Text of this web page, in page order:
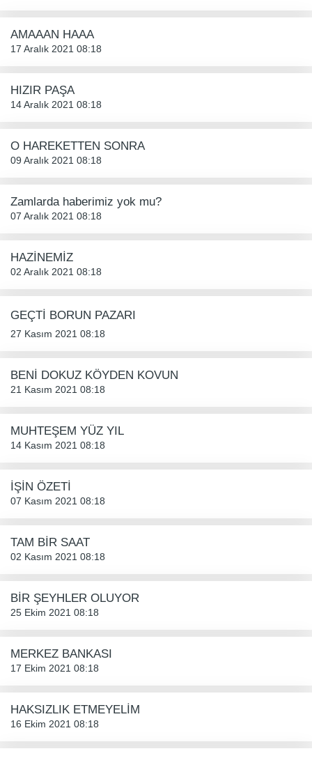
AMAAAN HAAA
17 Aralık 2021 08:18
HIZIR PAŞA
14 Aralık 2021 08:18
O HAREKETTEN SONRA
09 Aralık 2021 08:18
Zamlarda haberimiz yok mu?
07 Aralık 2021 08:18
HAZİNEMİZ
02 Aralık 2021 08:18
GEÇTİ BORUN PAZARI
27 Kasım 2021 08:18
BENİ DOKUZ KÖYDEN KOVUN
21 Kasım 2021 08:18
MUHTEŞEM YÜZ YIL
14 Kasım 2021 08:18
İŞİN ÖZETİ
07 Kasım 2021 08:18
TAM BİR SAAT
02 Kasım 2021 08:18
BİR ŞEYHLER OLUYOR
25 Ekim 2021 08:18
MERKEZ BANKASI
17 Ekim 2021 08:18
HAKSIZLIK ETMEYELİM
16 Ekim 2021 08:18